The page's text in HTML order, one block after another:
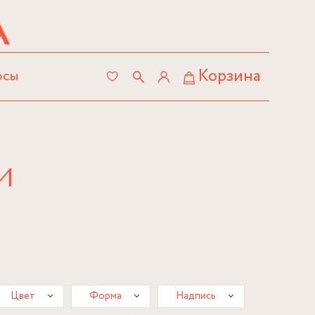
Корзина
Цвет Форма Надпись